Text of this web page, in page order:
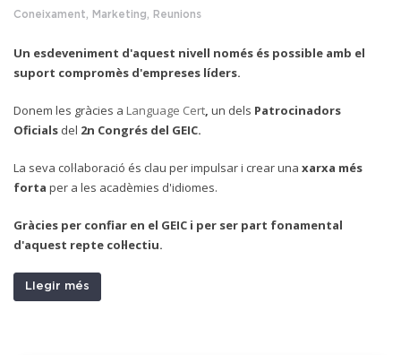
Coneixament, Marketing, Reunions
Un esdeveniment d'aquest nivell només és possible amb el
suport compromès d'empreses líders.
Donem les gràcies a Language Cert un dels Patrocinadors
Oficials del 2n Congrés del GEIC.
La seva col·laboració és clau per impulsar i crear una xarxa més
forta per a les acadèmies d'idiomes.
Gràcies per confiar en el GEIC i per ser part fonamental
d'aquest repte col·lectiu.
Llegir més